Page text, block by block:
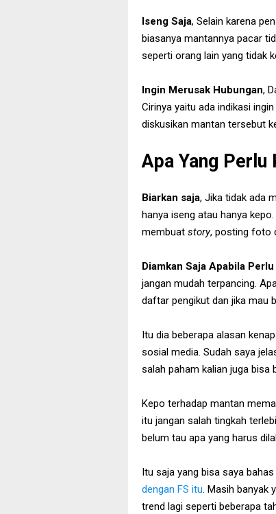
Iseng Saja, Selain karena
biasanya mantannya pacar
seperti orang lain yang tidak
Ingin Merusak Hubungan,
Cirinya yaitu ada indikasi
diskusikan mantan tersebut
Apa Yang Perlu
Biarkan saja, Jika tidak ada
hanya iseng atau hanya
membuat story, posting foto
Diamkan Saja Apabila
jangan mudah terpancing.
daftar pengikut dan jika mau
Itu dia beberapa alasan
sosial media. Sudah saya
salah paham kalian juga bisa
Kepo terhadap mantan
itu jangan salah tingkah
belum tau apa yang harus
Itu saja yang bisa saya
dengan FS itu. Masih banyak
trend lagi seperti beberapa